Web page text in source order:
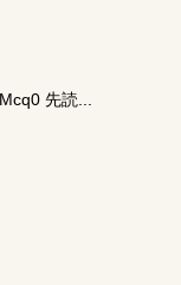
先読...